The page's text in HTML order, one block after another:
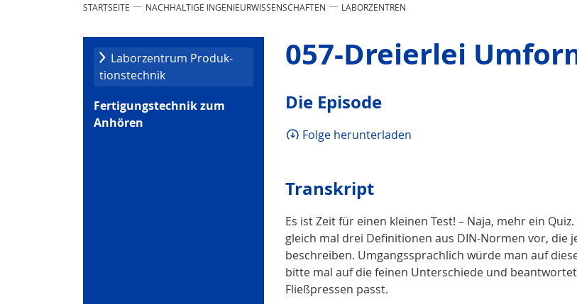
STARTSEITE NACHHALTIGE INGENIEURWISSENSCHAFTEN LABORZENTREN
Laborzentrum Produk­
tionstechnik
Fertigungstechnik zum
Anhören
057-Dreierlei
Die Episode
Folge herunterladen
Transkript
Es ist Zeit für einen kleinen Test! – Naja, mehr ein
gleich mal drei Definitionen aus DIN-Normen vor,
beschreiben. Umgangssprachlich würde man auf
bitte mal auf die feinen Unterschiede und
Fließpressen passt.